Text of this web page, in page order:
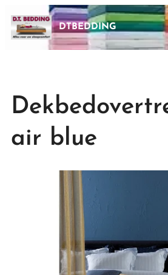
DTBEDDING
air blue